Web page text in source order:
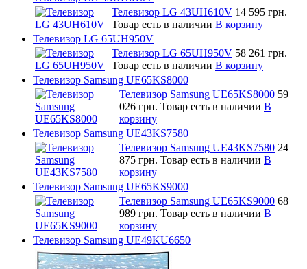
Телевизор LG 43UH610V 14 595 грн.
Товар есть в наличии В корзину
Телевизор LG 65UH950V
Телевизор LG 65UH950V 58 261 грн.
Товар есть в наличии В корзину
Телевизор Samsung UE65KS8000
Телевизор Samsung UE65KS8000 59
026 грн. Товар есть в наличии В
корзину
Телевизор Samsung UE43KS7580
Телевизор Samsung UE43KS7580 24
875 грн. Товар есть в наличии В
корзину
Телевизор Samsung UE65KS9000
Телевизор Samsung UE65KS9000 68
989 грн. Товар есть в наличии В
корзину
Телевизор Samsung UE49KU6650